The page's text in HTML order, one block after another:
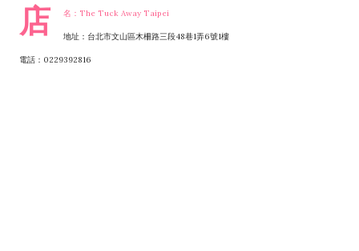
店 名：The Tuck Away Taipei
地址：台北市文山區木柵路三段48巷1弄6號1樓
電話：0229392816